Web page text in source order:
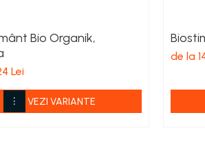
Organik,
Lei
VEZI VARIANTE
de la